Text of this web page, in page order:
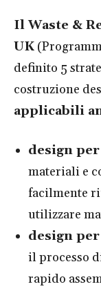
Il Waste &
UK
definito 5
costruzione
applicabili
design
materiali e
facilmente
utilizzare
design
il processo
rapido